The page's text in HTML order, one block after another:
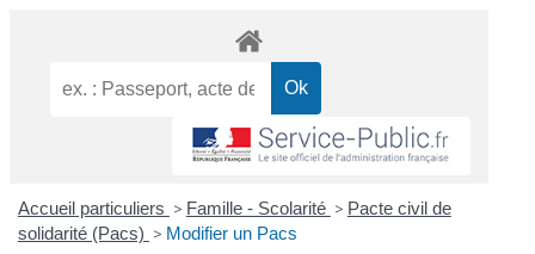
Accueil particuliers > Famille - Scolarité > Pacte civil de
solidarité (Pacs) > Modifier un Pacs